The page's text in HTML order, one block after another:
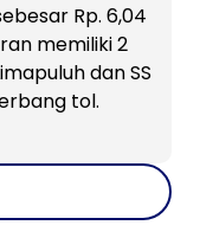
Rp. 6,04
memiliki 2
dan SS
tol.